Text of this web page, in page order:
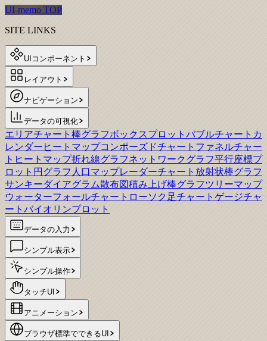
UI-memo TOP
SITE LINKS
UIコンポーネント
レイアウト
ナビゲーション
データの可視化
エリアチャート 棒グラフボックスプロット バブルチャート カ
レンダーヒートマップコンポーズドチャート ファネルチャー
ト ヒートマップ折れ線グラフネットワークグラフ平行座標プ
ロット 円グラフ 人口マップレーダーチャート 放射状棒グラフ
サンキーダイアグラム散布図積み上げ棒グラフツリーマップ
ウォーターフォールチャート ローソク足チャート ゲージチャ
ート バイオリンプロット
データの入力
シンプル表示
シンプル操作
タッチUI
アニメーション
ブラウザ標準でできるUI